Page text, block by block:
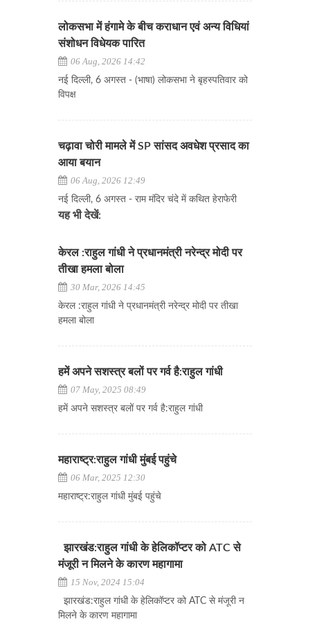
लोकसभा में हंगामे के बीच कराधान एवं अन्य विधियां
संशोधन विधेयक पारित
06 Aug, 2026 14:42
नई दिल्ली, 6 अगस्त - (भाषा) लोकसभा ने बृहस्पतिवार को
विपक्ष
चढ़ावा चोरी मामले में SP सांसद अवधेश प्रसाद का
आया बयान
06 Aug, 2026 12:49
नई दिल्ली, 6 अगस्त - राम मंदिर चंदे में कथित हेराफेरी
यह भी देखें:
केरल :राहुल गांधी ने प्रधानमंत्री नरेन्द्र मोदी पर
तीखा हमला बोला
30 Mar, 2026 14:45
केरल :राहुल गांधी ने प्रधानमंत्री नरेन्द्र मोदी पर तीखा
हमला बोला
हमें अपने सशस्त्र बलों पर गर्व है:राहुल गांधी
07 May, 2025 08:49
हमें अपने सशस्त्र बलों पर गर्व है:राहुल गांधी
महाराष्ट्र:राहुल गांधी मुंबई पहुंचे
06 Mar, 2025 12:30
महाराष्ट्र:राहुल गांधी मुंबई पहुंचे
झारखंड:राहुल गांधी के हेलिकॉप्टर को ATC से
मंजूरी न मिलने के कारण महागामा
15 Nov, 2024 15:04
झारखंड:राहुल गांधी के हेलिकॉप्टर को ATC से मंजूरी न
मिलने के कारण महागामा